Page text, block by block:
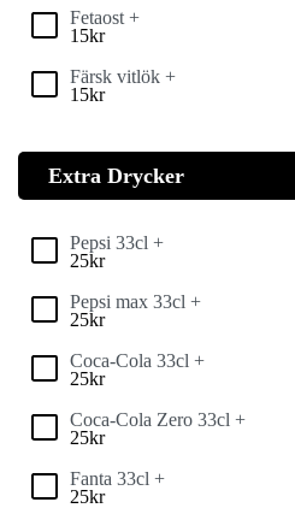
Fetaost +
15kr
Färsk vitlök +
15kr
Extra Drycker
Pepsi 33cl +
25kr
Pepsi max 33cl +
25kr
Coca-Cola 33cl +
25kr
Coca-Cola Zero 33cl +
25kr
Fanta 33cl +
25kr